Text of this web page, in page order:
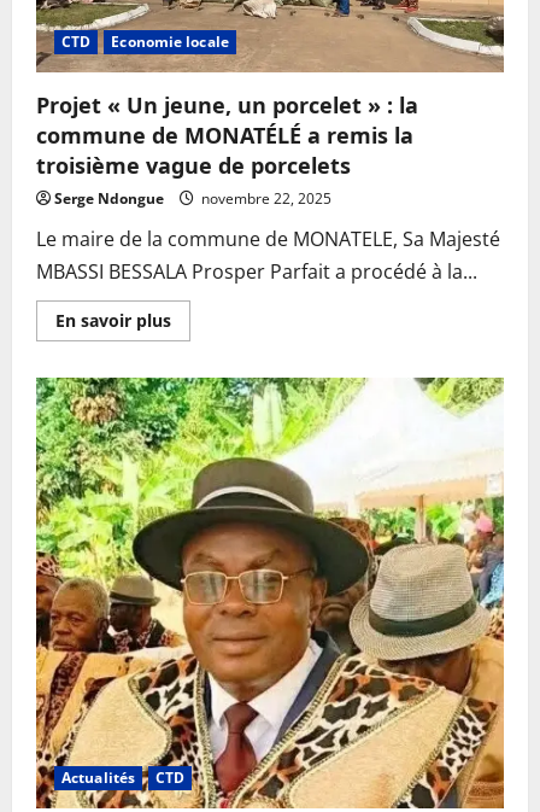
CTD Economie locale
Projet « Un jeune, un porcelet » : la
commune de MONATÉLÉ a remis la
troisième vague de porcelets
Serge Ndongue novembre 22, 2025
Le maire de la commune de MONATELE, Sa Majesté
MBASSI BESSALA Prosper Parfait a procédé à la...
En savoir plusEn
savoir
Projet
« Un
jeune,
un
porcelet »
:
la
commune
de
MONATÉLÉ
remis
la
troisième
vague
de
porcelets
Actualités CTD